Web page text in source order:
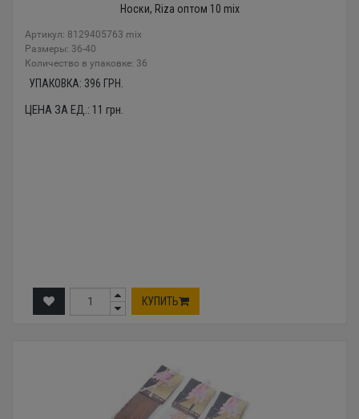
Носки, Riza оптом 10 mix
Артикул: 8129405763 mix
Размеры: 36-40
Количество в упаковке: 36
УПАКОВКА: 396 ГРН.
ЦЕНА ЗА ЕД.: 11 грн.
КУПИТЬ